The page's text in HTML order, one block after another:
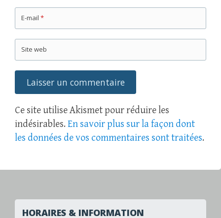
E-mail *
Site web
Ce site utilise Akismet pour réduire les
indésirables. En savoir plus sur la façon dont
les données de vos commentaires sont traitées.
HORAIRES & INFORMATION